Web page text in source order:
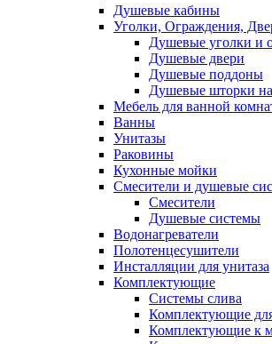
Душевые кабины
Уголки, Ограждения,
Душевые уголки и
Душевые двери
Душевые поддоны
Душевые шторки
Мебель для ванной
Ванны
Унитазы
Раковины
Кухонные мойки
Смесители и душевые
Смесители
Душевые системы
Водонагреватели
Полотенцесушители
Инсталляции для унитаза
Комплектующие
Системы слива
Комплектующие
Комплектующие к